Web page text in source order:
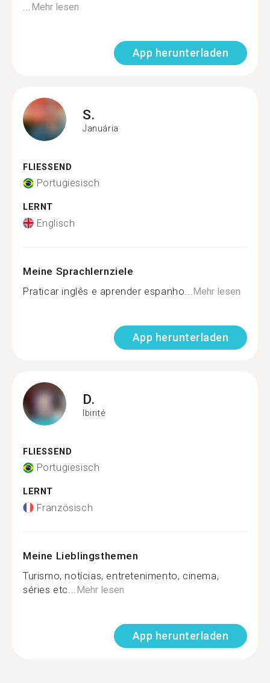
Mehr lesen
App herunterladen
S.
Januária
FLIESSEND
Portugiesisch
LERNT
Englisch
Meine Sprachlernziele
Praticar inglês e aprender espanho... Mehr lesen
App herunterladen
D.
Ibirité
FLIESSEND
Portugiesisch
LERNT
Französisch
Meine Lieblingsthemen
Turismo, notícias, entretenimento, cinema,
séries etc... Mehr lesen
App herunterladen